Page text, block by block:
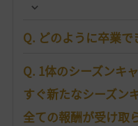
Q. どのように卒業で
Q. 1体のシーズンキ
すぐ新たなシーズン
全ての報酬が受け取